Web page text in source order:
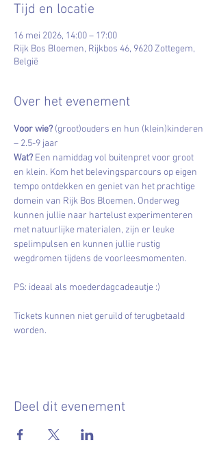
Tijd en locatie
16 mei 2026, 14:00 – 17:00
Rijk Bos Bloemen, Rijkbos 46, 9620 Zottegem,
België
Over het evenement
Voor wie? (groot)ouders en hun (klein)kinderen
– 2.5-9 jaar
Wat? Een namiddag vol buitenpret voor groot
en klein. Kom het belevingsparcours op eigen
tempo ontdekken en geniet van het prachtige
domein van Rijk Bos Bloemen. Onderweg
kunnen jullie naar hartelust experimenteren
met natuurlijke materialen, zijn er leuke
spelimpulsen en kunnen jullie rustig
wegdromen tijdens de voorleesmomenten.
PS: ideaal als moederdagcadeautje :)
Tickets kunnen niet geruild of terugbetaald
worden.
Deel dit evenement